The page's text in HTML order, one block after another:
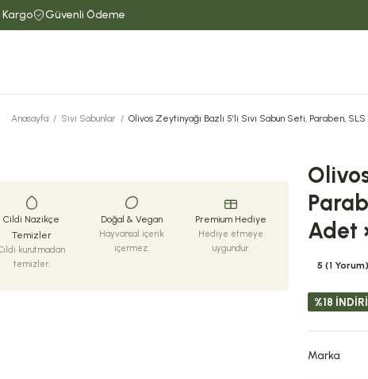
Kargo Güvenli Ödeme
Anasayfa Sıvı Sabunlar Olivos Zeytinyağı Bazlı 5’li Sıvı Sabun Seti, Paraben,
Cildi Nazikçe
Temizler
kurutmadan
temizler.
Doğal & Vegan
Hayvansal içerik
içermez.
Premium Hediye
Hediye etmeye
uygundur.
Adet
5 (1 Yorum)
%18
Marka